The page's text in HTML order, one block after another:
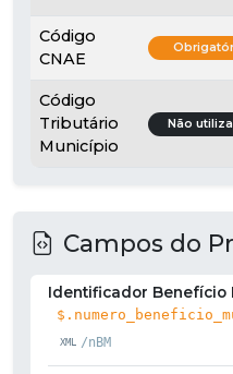
Código
CNAE
Código
Tributário
Município
Não
Campos do
Identificador Benefício
/nBM